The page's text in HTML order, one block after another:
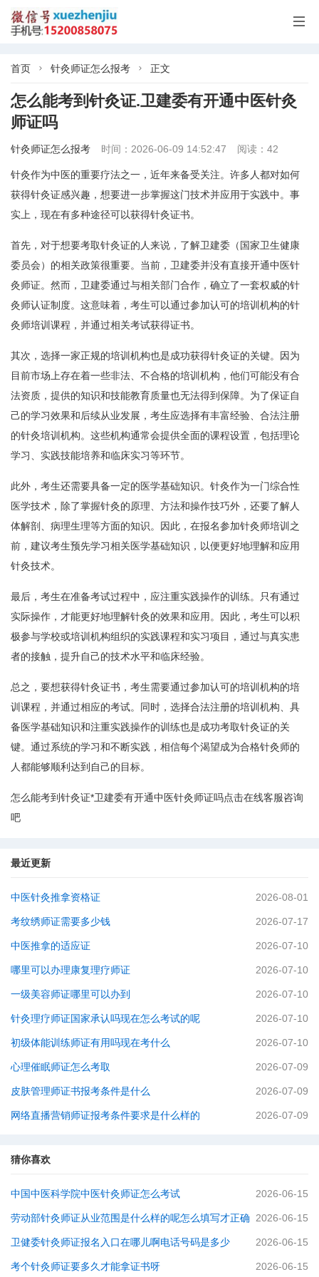

首页  针灸师证怎么报考  正文
怎么能考到针灸证.卫建委有开通中医针灸
师证吗
针灸师证怎么报考 时间：2026-06-09 14:52:47 阅读：42
针灸作为中医的重要疗法之一，近年来备受关注。许多人都对如何
获得针灸证感兴趣，想要进一步掌握这门技术并应用于实践中。事
实上，现在有多种途径可以获得针灸证书。
首先，对于想要考取针灸证的人来说，了解卫建委（国家卫生健康
委员会）的相关政策很重要。当前，卫建委并没有直接开通中医针
灸师证。然而，卫建委通过与相关部门合作，确立了一套权威的针
灸师认证制度。这意味着，考生可以通过参加认可的培训机构的针
灸师培训课程，并通过相关考试获得证书。
其次，选择一家正规的培训机构也是成功获得针灸证的关键。因为
目前市场上存在着一些非法、不合格的培训机构，他们可能没有合
法资质，提供的知识和技能教育质量也无法得到保障。为了保证自
己的学习效果和后续从业发展，考生应选择有丰富经验、合法注册
的针灸培训机构。这些机构通常会提供全面的课程设置，包括理论
学习、实践技能培养和临床实习等环节。
此外，考生还需要具备一定的医学基础知识。针灸作为一门综合性
医学技术，除了掌握针灸的原理、方法和操作技巧外，还要了解人
体解剖、病理生理等方面的知识。因此，在报名参加针灸师培训之
前，建议考生预先学习相关医学基础知识，以便更好地理解和应用
针灸技术。
最后，考生在准备考试过程中，应注重实践操作的训练。只有通过
实际操作，才能更好地理解针灸的效果和应用。因此，考生可以积
极参与学校或培训机构组织的实践课程和实习项目，通过与真实患
者的接触，提升自己的技术水平和临床经验。
总之，要想获得针灸证书，考生需要通过参加认可的培训机构的培
训课程，并通过相应的考试。同时，选择合法注册的培训机构、具
备医学基础知识和注重实践操作的训练也是成功考取针灸证的关
键。通过系统的学习和不断实践，相信每个渴望成为合格针灸师的
人都能够顺利达到自己的目标。
怎么能考到针灸证*卫建委有开通中医针灸师证吗点击在线客服咨询
吧
最近更新
中医针灸推拿资格证 2026-08-01
考纹绣师证需要多少钱 2026-07-17
中医推拿的适应证 2026-07-10
哪里可以办理康复理疗师证 2026-07-10
一级美容师证哪里可以办到 2026-07-10
针灸理疗师证国家承认吗现在怎么考试的呢 2026-07-10
初级体能训练师证有用吗现在考什么 2026-07-10
心理催眠师证怎么考取 2026-07-09
皮肤管理师证书报考条件是什么 2026-07-09
网络直播营销师证报考条件要求是什么样的 2026-07-09
猜你喜欢
中国中医科学院中医针灸师证怎么考试 2026-06-15
劳动部针灸师证从业范围是什么样的呢怎么填写才正确 2026-06-15
卫健委针灸师证报名入口在哪儿啊电话号码是多少 2026-06-15
考个针灸师证要多久才能拿证书呀 2026-06-15